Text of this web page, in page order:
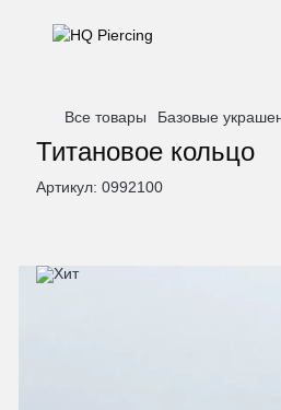
Все товары Базовые
Титановое кольцо
Артикул: 0992100